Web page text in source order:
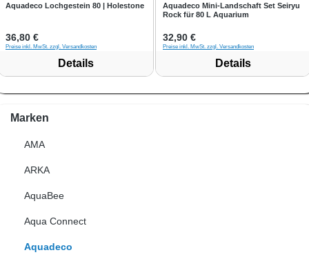
Aquadeco Lochgestein 80 | Holestone
Regulärer Preis:
36,80 €
Preise inkl. MwSt. zzgl. Versandkosten
Details
Aquadeco Mini-Landschaft Set Seiryu
Rock für 80 L Aquarium
Regulärer Preis:
32,90 €
Preise inkl. MwSt. zzgl. Versandkosten
Details
Marken
AMA
ARKA
AquaBee
Aqua Connect
Aquadeco